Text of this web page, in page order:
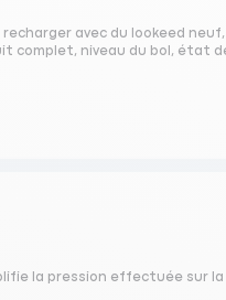
avec du lookeed neuf,
complet, niveau du bol, état
la pression effectuée sur la